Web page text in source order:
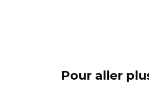
Pour aller